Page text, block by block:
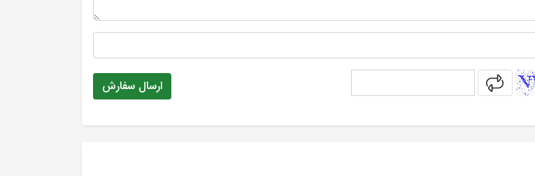
ارسال سفارش